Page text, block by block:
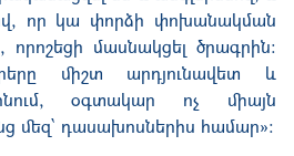
որ կա փորձի փոխանակման
որոշեցի մասնակցել ծրագրին։
միշտ արդյունավետ և
օգտակար ոչ միայն
մեզ՝ դասախոսներիս համար»։